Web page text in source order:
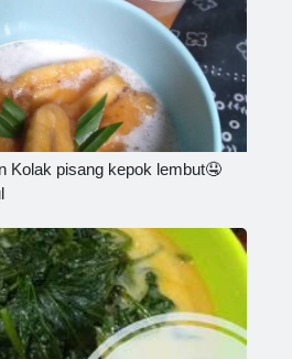
Kolak pisang kepok lembut🤤